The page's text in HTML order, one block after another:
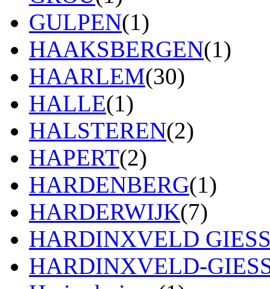
GULPEN(1)
HAAKSBERGEN(1)
HAARLEM(30)
HALLE(1)
HALSTEREN(2)
HAPERT(2)
HARDENBERG(1)
HARDERWIJK(7)
HARDINXVELD
HARDINXVELD-